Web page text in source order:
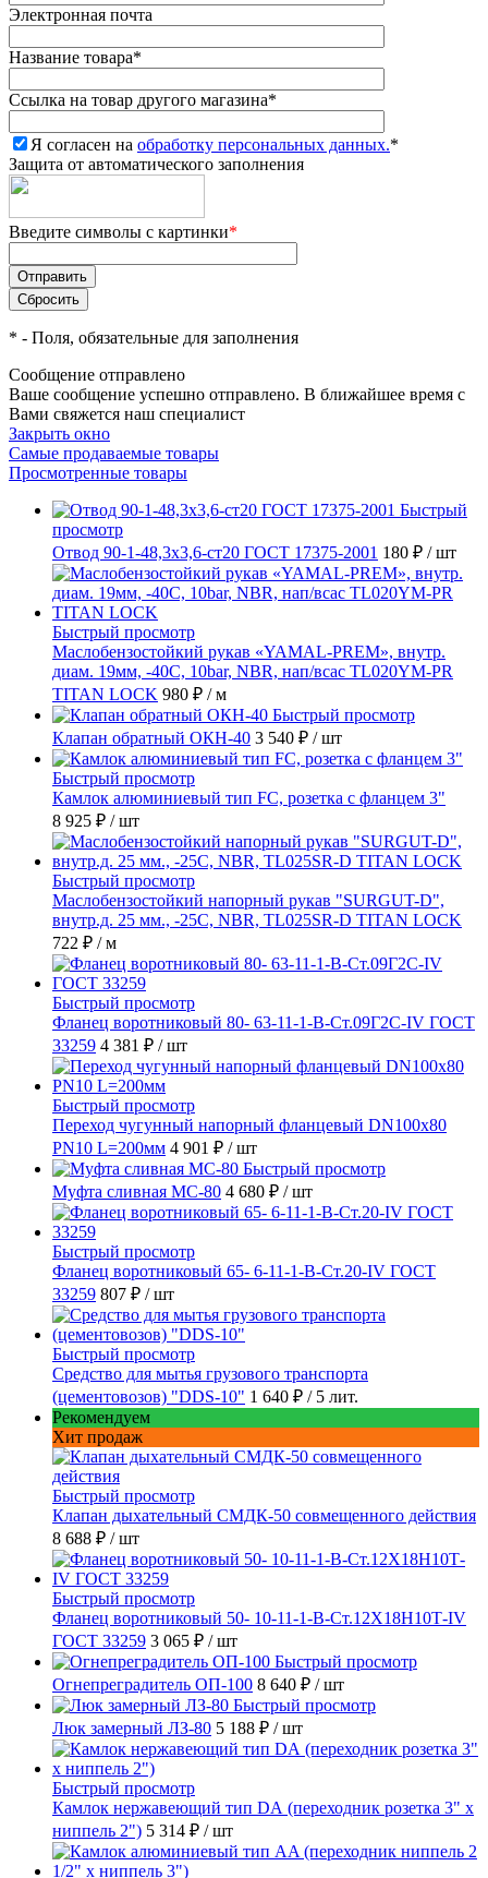
Электронная почта
Название товара*
Ссылка на товар другого магазина*
Я согласен на обработку персональных данных.*
Защита от автоматического заполнения
Введите символы с картинки*
* - Поля, обязательные для заполнения
Сообщение отправлено
Ваше сообщение успешно отправлено. В ближайшее время с
Вами свяжется наш специалист
Закрыть окно
Самые продаваемые товары
Просмотренные товары
Быстрый
просмотр
Отвод 90-1-48,3х3,6-ст20 ГОСТ 17375-2001 180 ₽ / шт
Быстрый просмотр
Маслобензостойкий рукав «YAMAL-PREM», внутр.
диам. 19мм, -40C, 10bar, NBR, нап/всас TL020YM-PR
TITAN LOCK 980 ₽ / м
Быстрый просмотр
Клапан обратный ОКН-40 3 540 ₽ / шт
Быстрый просмотр
Камлок алюминиевый тип FC, розетка с фланцем 3"
8 925 ₽ / шт
Быстрый просмотр
Маслобензостойкий напорный рукав "SURGUT-D",
внутр.д. 25 мм., -25C, NBR, TL025SR-D TITAN LOCK
722 ₽ / м
Быстрый просмотр
Фланец воротниковый 80- 63-11-1-B-Ст.09Г2С-IV ГОСТ
33259 4 381 ₽ / шт
Быстрый просмотр
Переход чугунный напорный фланцевый DN100х80
PN10 L=200мм 4 901 ₽ / шт
Быстрый просмотр
Муфта сливная МС-80 4 680 ₽ / шт
Быстрый просмотр
Фланец воротниковый 65- 6-11-1-B-Ст.20-IV ГОСТ
33259 807 ₽ / шт
Быстрый просмотр
Средство для мытья грузового транспорта
(цементовозов) "DDS-10" 1 640 ₽ / 5 лит.
Рекомендуем
Хит продаж
Быстрый просмотр
Клапан дыхательный СМДК-50 совмещенного действия
8 688 ₽ / шт
Быстрый просмотр
Фланец воротниковый 50- 10-11-1-B-Ст.12Х18Н10Т-IV
ГОСТ 33259 3 065 ₽ / шт
Быстрый просмотр
Огнепреградитель ОП-100 8 640 ₽ / шт
Быстрый просмотр
Люк замерный ЛЗ-80 5 188 ₽ / шт
Быстрый просмотр
Камлок нержавеющий тип DА (переходник розетка 3" х
ниппель 2") 5 314 ₽ / шт